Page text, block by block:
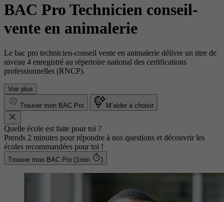
BAC Pro Technicien conseil-
vente en animalerie
Le bac pro technicien-conseil vente en animalerie délivre un titre de
niveau 4 enregistré au répertoire national des certifications
professionnelles (RNCP).
Voir plus
Trouver mon BAC Pro M’aider à choisir
Quelle école est faite pour toi ?
Prends 2 minutes pour répondre à nos questions et découvrir les
écoles recommandées pour toi !
Trouver mon BAC Pro (1min )